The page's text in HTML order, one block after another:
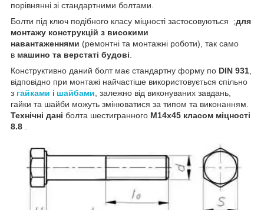
порівнянні зі стандартними болтами.
Болти під ключ подібного класу міцності застосовуються ;для
монтажу конструкцій з високими
навантаженнями (ремонтні та монтажні роботи), так само
в машино та верстаті будові.
Конструктивно даний болт має стандартну форму по DIN 931,
відповідно при монтажі найчастіше використовується спільно
з гайками і шайбами, залежно від виконуваних завдань,
гайки та шайби можуть змінюватися за типом та виконанням.
Технічні дані болта шестигранного М14х45 класом міцності
8.8 .